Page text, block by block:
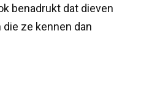
benadrukt dat dieven
ze kennen dan